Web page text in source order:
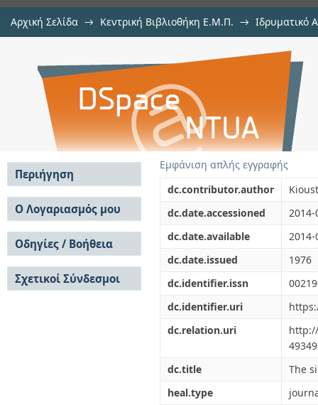
Αρχική Σελίδα → Κεντρική Βιβλιοθήκη Ε.Μ.Π. → Ιδρυματικό
The simplicity of the zeros of
Εμφάνιση απλής εγγραφής
dc.contributor.author
dc.date.accessioned
2014-
dc.date.available
2014-
dc.date.issued
1976
dc.identifier.issn
dc.identifier.uri
dc.relation.uri
dc.title
The
heal.type
Περιήγηση
Σε όλο το DSpace
Κοινότητες & Συλλογές
Ανά Ημερομηνία
Έκδοσης
Συγγραφείς
Τίτλοι
Θέματα
Ο Λογαριασμός μου
Σύνδεση
Εγγραφή
Οδηγίες / Βοήθεια
Οδηγίες Υποβολής
Οδηγίες Χρήσης ΙΑ
Συχνές Ερωτήσεις
Σχετικοί Σύνδεσμοι